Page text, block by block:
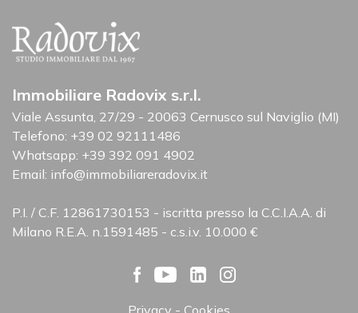
Immobiliare Radovix s.r.l.
Viale Assunta, 27/29 - 20063 Cernusco sul Naviglio (MI)
Telefono: +39 02 92111486
Whatsapp: +39 392 091 4902
Email: info@immobiliareradovix.it
P.I. / C.F. 12861730153 - iscritta presso la C.C.I.A.A. di
Milano R.E.A. n.1591485 - c.s.i.v. 10.000 €
Privacy Cookies